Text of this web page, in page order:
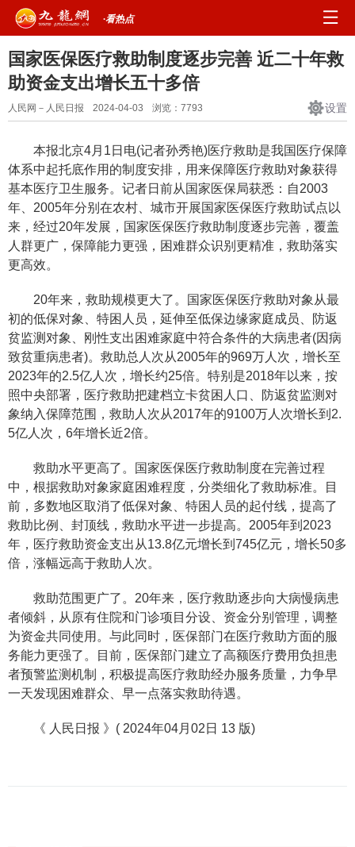
·看热点
国家医保医疗救助制度逐步完善 近二十年救
助资金支出增长五十多倍
人民网－人民日报 2024-04-03 浏览： 7793 设置
本报北京4月1日电(记者孙秀艳)医疗救助是我国医疗保障
体系中起托底作用的制度安排，用来保障医疗救助对象获得
基本医疗卫生服务。记者日前从国家医保局获悉：自2003
年、2005年分别在农村、城市开展国家医保医疗救助试点以
来，经过20年发展，国家医保医疗救助制度逐步完善，覆盖
人群更广，保障能力更强，困难群众识别更精准，救助落实
更高效。
20年来，救助规模更大了。国家医保医疗救助对象从最
初的低保对象、特困人员，延伸至低保边缘家庭成员、防返
贫监测对象、刚性支出困难家庭中符合条件的大病患者(因病
致贫重病患者)。救助总人次从2005年的969万人次，增长至
2023年的2.5亿人次，增长约25倍。特别是2018年以来，按
照中央部署，医疗救助把建档立卡贫困人口、防返贫监测对
象纳入保障范围，救助人次从2017年的9100万人次增长到2.
5亿人次，6年增长近2倍。
救助水平更高了。国家医保医疗救助制度在完善过程
中，根据救助对象家庭困难程度，分类细化了救助标准。目
前，多数地区取消了低保对象、特困人员的起付线，提高了
救助比例、封顶线，救助水平进一步提高。2005年到2023
年，医疗救助资金支出从13.8亿元增长到745亿元，增长50多
倍，涨幅远高于救助人次。
救助范围更广了。20年来，医疗救助逐步向大病慢病患
者倾斜，从原有住院和门诊项目分设、资金分别管理，调整
为资金共同使用。与此同时，医保部门在医疗救助方面的服
务能力更强了。目前，医保部门建立了高额医疗费用负担患
者预警监测机制，积极提高医疗救助经办服务质量，力争早
一天发现困难群众、早一点落实救助待遇。
《 人民日报 》( 2024年04月02日 13 版)